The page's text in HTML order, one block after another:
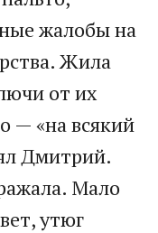
жалобы на
Жила
от их
— «на всякий
Дмитрий.
Мало
утюг